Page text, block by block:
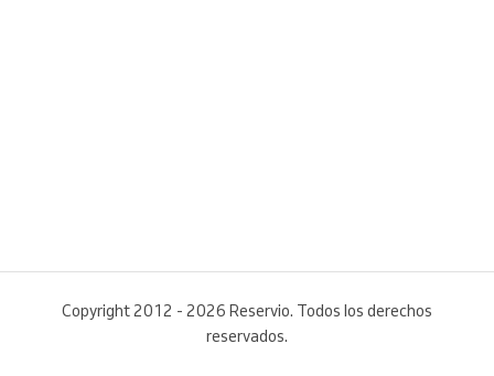
Copyright 2012 - 2026 Reservio. Todos los derechos
reservados.